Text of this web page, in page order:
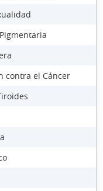
contra el Cáncer